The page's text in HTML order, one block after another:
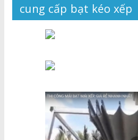
cung cấp bạt kéo xếp